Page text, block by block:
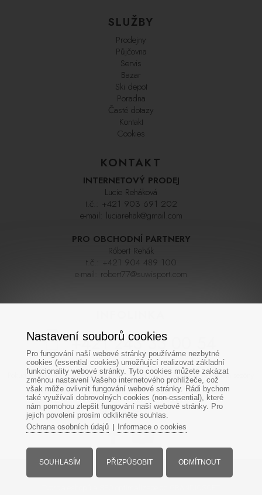
SLUŽBY
Prodejny
Půjčovna
Servis
Bazar
Ski depot
Poradna
Časté dotazy
Kontakt
Cookies
KONTAKT
INTERNETOVÝ PRODEJ
Lucie Reháková
t.č.: +421 903 691 202
e-mail: luciarehak@gmail.com
PRO OBCHODNÍ PARTNERY
Róbert Rehák
t.č.:
+421 904 489 100
e-mail: robert77@suwisport.com
+421 243 33 00 54
Pokud se nedovoláte napoprvé zkuste zavolat později, linka bývá během sezóny
často velmi vytížená. Děkujeme za pochopení
SOCIÁLNÍ SÍTĚ
Nastavení souborů cookies
Pro fungování naší webové stránky používáme nezbytné
cookies (essential cookies) umožňující realizovat základní
funkcionality webové stránky. Tyto cookies můžete zakázat
změnou nastavení Vašeho internetového prohlížeče, což
však může ovlivnit fungování webové stránky. Rádi bychom
také využívali dobrovolných cookies (non-essential), které
nám pomohou zlepšit fungování naší webové stránky. Pro
jejich povolení prosím odklikněte souhlas.
Ochrana osobních údajů| Informace o cookies
SOUHLASÍM PŘIZPŮSOBIT ODMÍTNOUT